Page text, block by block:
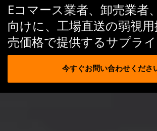
Eコマース業者、卸売業者
向けに、工場直送の弱視
売価格で提供するサプライ
今すぐお問い合わせくださ